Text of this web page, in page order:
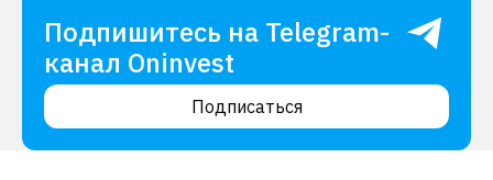
Подпишитесь на Telegram-
канал Oninvest
Подписаться